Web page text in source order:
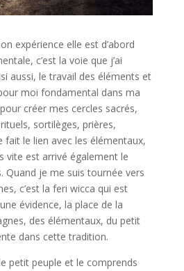
expérience elle est d’abord
c’est la voie que j’ai
aussi, le travail des éléments et
moi fondamental dans ma
créer mes cercles sacrés,
sortilèges, prières,
fait le lien avec les élémentaux,
vite est arrivé également le
Quand je me suis tournée vers
c’est la feri wicca qui est
évidence, la place de la
des élémentaux, du petit
dans cette tradition.
petit peuple et le comprends